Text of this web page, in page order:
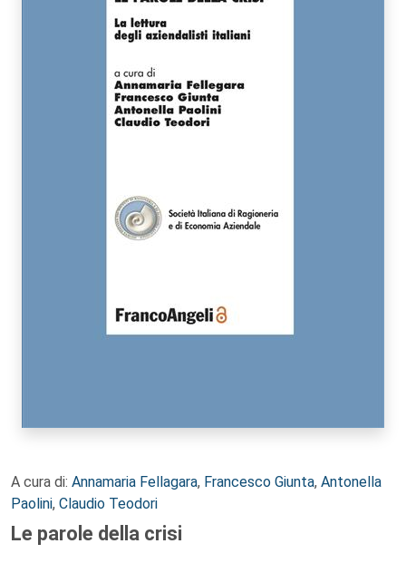
A cura di: Annamaria Fellagara, Francesco Giunta, Antonella
Paolini, Claudio Teodori
Le parole della crisi